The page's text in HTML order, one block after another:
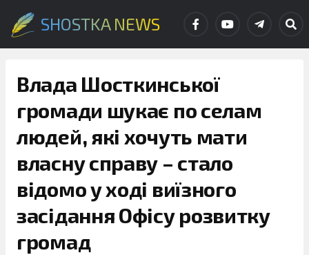
SHOSTKA NEWS
Влада Шосткинської
громади шукає по селам
людей, які хочуть мати
власну справу – стало
відомо у ході виїзного
засідання Офісу розвитку
громад